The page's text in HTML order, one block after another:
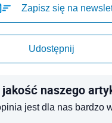
Zapisz się na
Udostępnij
naszego
jest dla nas bardzo